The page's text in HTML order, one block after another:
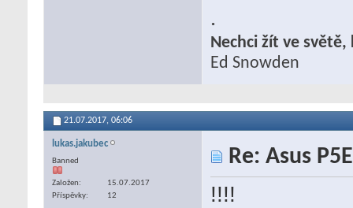
.
Nechci žít ve
Ed Snowden
21.07.2017, 06:06
lukas.jakubec
Banned
Založen
15.07.2017
Příspěvky
12
Re: Asus
!!!!